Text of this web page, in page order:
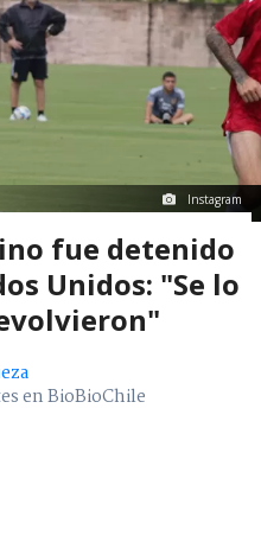
Instagram
fue detenido
Unidos: "Se lo
en BioBioChile